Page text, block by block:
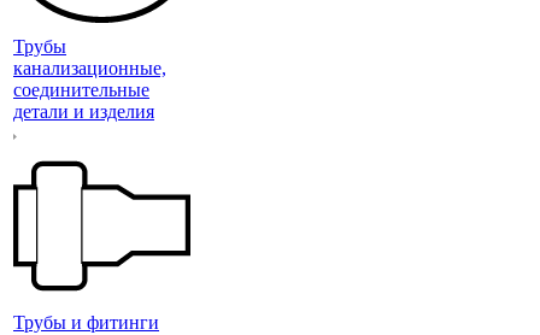
Трубы
канализационные,
соединительные
детали и изделия
Трубы и фитинги